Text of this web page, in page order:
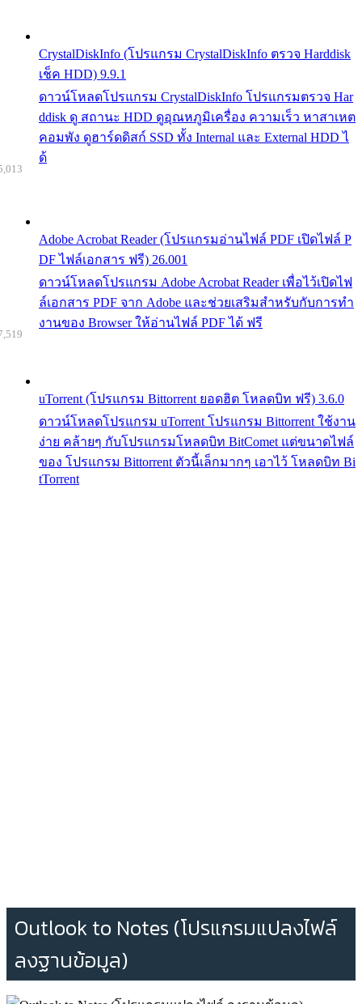
CrystalDiskInfo (โปรแกรม CrystalDiskInfo ตรวจ Harddisk
เช็ค HDD) 9.9.1
ดาวน์โหลดโปรแกรม CrystalDiskInfo โปรแกรมตรวจ Har
ddisk ดู สถานะ HDD ดูอุณหภูมิเครื่อง ความเร็ว หาสาเหต
คอมพัง ดูฮาร์ดดิสก์ SSD ทั้ง Internal และ External HDD ไ
ด้
Adobe Acrobat Reader (โปรแกรมอ่านไฟล์ PDF เปิดไฟล์ P
DF ไฟล์เอกสาร ฟรี) 26.001
ดาวน์โหลดโปรแกรม Adobe Acrobat Reader เพื่อไว้เปิดไฟ
ล์เอกสาร PDF จาก Adobe และช่วยเสริมสำหรับกับการทำ
งานของ Browser ให้อ่านไฟล์ PDF ได้ ฟรี
uTorrent (โปรแกรม Bittorrent ยอดฮิต โหลดบิท ฟรี) 3.6.0
ดาวน์โหลดโปรแกรม uTorrent โปรแกรม Bittorrent ใช้งาน
ง่าย คล้ายๆ กับโปรแกรมโหลดบิท BitComet แต่ขนาดไฟล์
ของ โปรแกรม Bittorrent ตัวนี้เล็กมากๆ เอาไว้ โหลดบิท Bi
tTorrent
Outlook to Notes (โปรแกรมแปลงไฟล์
ลงฐานข้อมูล)